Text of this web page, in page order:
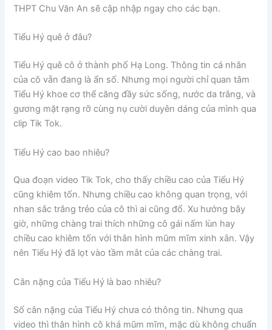
THPT Chu Văn An sẽ cập nhập ngay cho các bạn.
Tiểu Hý quê ở đâu?
Tiểu Hý quê cô ở thành phố Hạ Long. Thông tin cá nhân
của cô vẫn đang là ẩn số. Nhưng mọi người chỉ quan tâm
Tiểu Hý khoe cơ thể căng đầy sức sống, nước da trắng, và
gương mặt rạng rỡ cùng nụ cười duyên dáng của mình qua
clip Tik Tok.
Tiểu Hý cao bao nhiêu?
Qua đoạn video Tik Tok, cho thấy chiều cao của Tiểu Hý
cũng khiêm tốn. Nhưng chiều cao không quan trọng, với
nhan sắc trắng trẻo của cô thì ai cũng đổ. Xu hướng bây
giờ, những chàng trai thích những cô gái nấm lùn hay
chiều cao khiêm tốn với thân hình mũm mĩm xinh xắn. Vậy
nên Tiểu Hý đã lọt vào tầm mắt của các chàng trai.
Cân nặng của Tiểu Hý là bao nhiêu?
Số cân nặng của Tiểu Hý chưa có thông tin. Nhưng qua
video thì thân hình cô khá mũm mĩm, mặc dù không chuẩn